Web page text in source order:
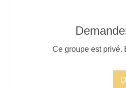
Ce groupe est privé.